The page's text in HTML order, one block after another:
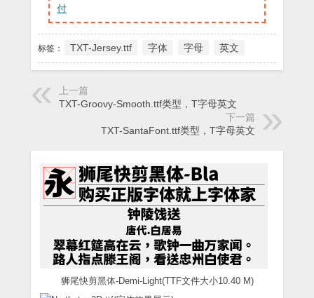
付
标签： TXT-Jersey.ttf 字体 字母 英文
上一篇
TXT-Groovy-Smooth.ttf类型，T字母英文
下一篇
TXT-SantaFont.ttf类型，T字母英文
狮尾快剪黑体-Demi-Light(TTF文件大小10.40 M)